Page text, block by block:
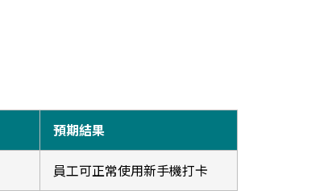
預期結果
員工可正常使用新手機打卡